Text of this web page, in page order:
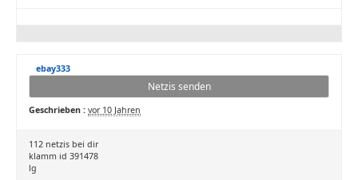
ebay333
Netzis senden
Geschrieben : vor 10 Jahren
112 netzis bei dir
klamm id 391478
lg